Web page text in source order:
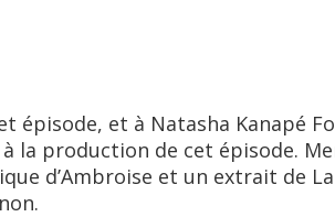
épisode, et à Natasha Kanapé
la production de cet épisode.
d’Ambroise et un extrait de